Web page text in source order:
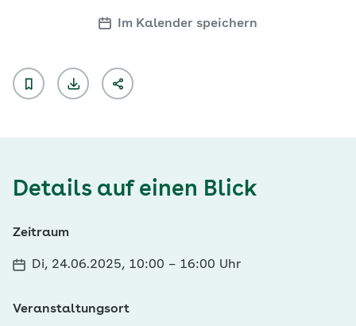
Im Kalender speichern
Details auf einen Blick
Zeitraum
Di, 24.06.2025, 10:00 – 16:00 Uhr
Veranstaltungsort